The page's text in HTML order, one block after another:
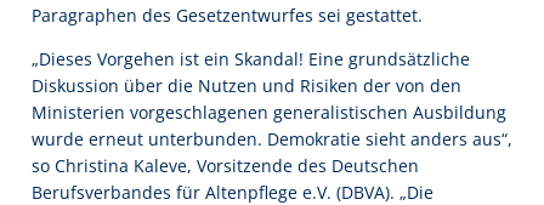
Paragraphen des Gesetzentwurfes sei gestattet.
„Dieses Vorgehen ist ein Skandal! Eine grundsätzliche
Diskussion über die Nutzen und Risiken der von den
Ministerien vorgeschlagenen generalistischen Ausbildung
wurde erneut unterbunden. Demokratie sieht anders aus“,
so Christina Kaleve, Vorsitzende des Deutschen
Berufsverbandes für Altenpflege e.V. (DBVA). „Die